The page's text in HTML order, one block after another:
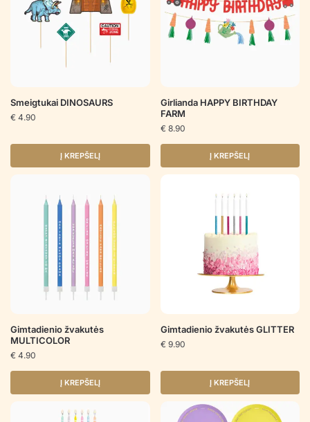
Smeigtukai DINOSAURS
€ 4.90
Į KREPŠELĮ
Girlianda HAPPY BIRTHDAY
FARM
€ 8.90
Į KREPŠELĮ
Gimtadienio žvakutės
MULTICOLOR
€ 4.90
Į KREPŠELĮ
Gimtadienio žvakutės GLITTER
€ 9.90
Į KREPŠELĮ